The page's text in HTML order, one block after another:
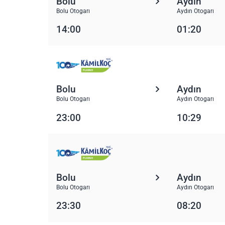
Bolu Otogarı Aydın Otogarı
14:00 01:20
Bolu
Bolu Otogarı
Aydın
Aydın Otogarı
23:00 10:29
Bolu
Bolu Otogarı
Aydın
Aydın Otogarı
23:30 08:20